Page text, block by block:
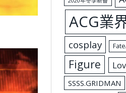
ACG業
cosplay
Figure
SSSS.GRIDMAN